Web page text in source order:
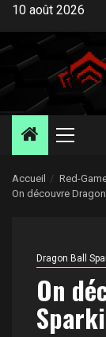
Aller
contenu
10 août 2026
Menu
Accueil Red-
On découvre
Dragon Ball
On